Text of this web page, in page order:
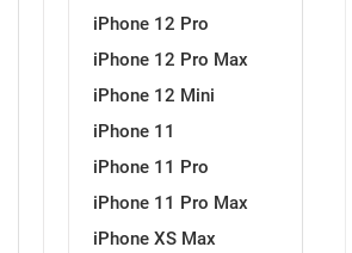
iPhone 12 Pro
iPhone 12 Pro Max
iPhone 12 Mini
iPhone 11
iPhone 11 Pro
iPhone 11 Pro Max
iPhone XS Max
Svemirska kolekcija